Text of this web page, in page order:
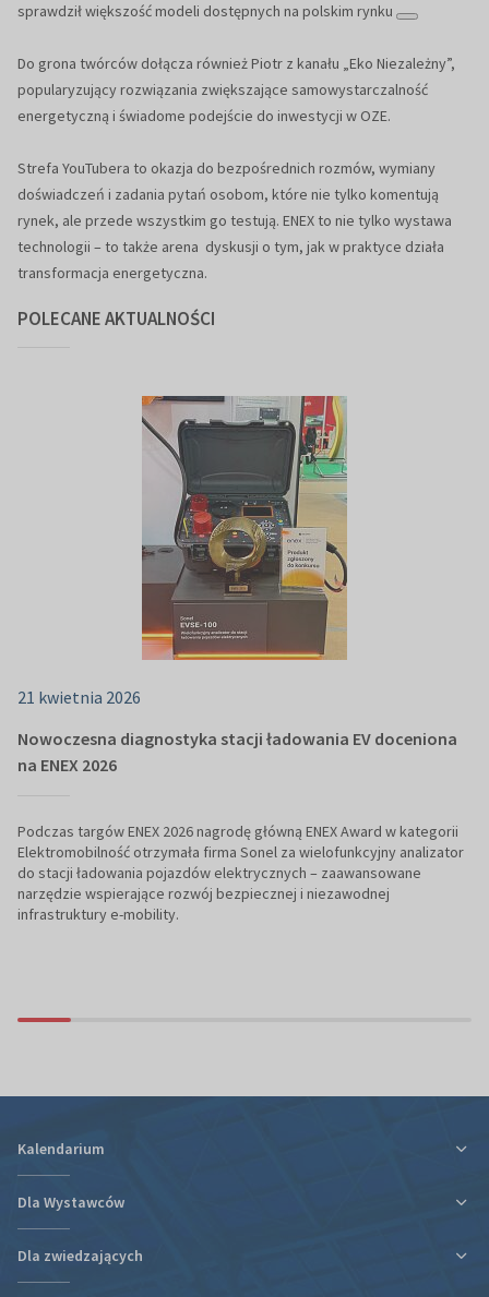
sprawdził większość modeli dostępnych na polskim rynku
Do grona twórców dołącza również Piotr z kanału „Eko Niezależny”,
popularyzujący rozwiązania zwiększające samowystarczalność
energetyczną i świadome podejście do inwestycji w OZE.
Strefa YouTubera to okazja do bezpośrednich rozmów, wymiany
doświadczeń i zadania pytań osobom, które nie tylko komentują
rynek, ale przede wszystkim go testują. ENEX to nie tylko wystawa
technologii – to także arena dyskusji o tym, jak w praktyce działa
transformacja energetyczna.
POLECANE AKTUALNOŚCI
21 kwietnia 2026
Nowoczesna diagnostyka stacji ładowania EV doceniona
na ENEX 2026
Podczas targów ENEX 2026 nagrodę główną ENEX Award w kategorii
Elektromobilność otrzymała firma Sonel za wielofunkcyjny analizator
do stacji ładowania pojazdów elektrycznych – zaawansowane
narzędzie wspierające rozwój bezpiecznej i niezawodnej
infrastruktury e-mobility.
Kalendarium
Dla Wystawców
Ulga podatkowa za udział w targach
Dla zwiedzających